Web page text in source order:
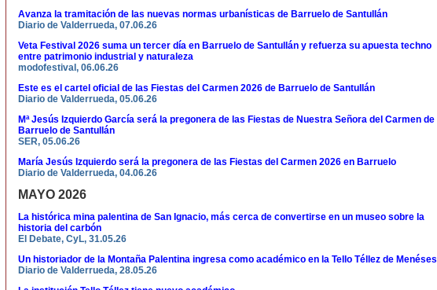
Avanza la tramitación de las nuevas normas urbanísticas de Barruelo de Santullán
Diario de Valderrueda, 07.06.26
Veta Festival 2026 suma un tercer día en Barruelo de Santullán y refuerza su apuesta techno
entre patrimonio industrial y naturaleza
modofestival, 06.06.26
Este es el cartel oficial de las Fiestas del Carmen 2026 de Barruelo de Santullán
Diario de Valderrueda, 05.06.26
Mª Jesús Izquierdo García será la pregonera de las Fiestas de Nuestra Señora del Carmen de
Barruelo de Santullán
SER, 05.06.26
María Jesús Izquierdo será la pregonera de las Fiestas del Carmen 2026 en Barruelo
Diario de Valderrueda, 04.06.26
MAYO 2026
La histórica mina palentina de San Ignacio, más cerca de convertirse en un museo sobre la
historia del carbón
El Debate, CyL, 31.05.26
Un historiador de la Montaña Palentina ingresa como académico en la Tello Téllez de Menéses
Diario de Valderrueda, 28.05.26